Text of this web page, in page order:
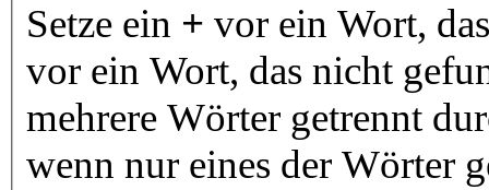
Setze ein + vor ein Wort,
vor ein Wort, das nicht
mehrere Wörter getrennt
wenn nur eines der Wörter